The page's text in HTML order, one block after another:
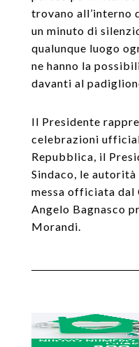
trovano all’interno
un minuto di
qualunque luogo
ne hanno la
davanti al
Il Presidente
celebrazioni
Repubblica, il
Sindaco, le
messa officiata dal
Angelo Bagnasco
Morandi.